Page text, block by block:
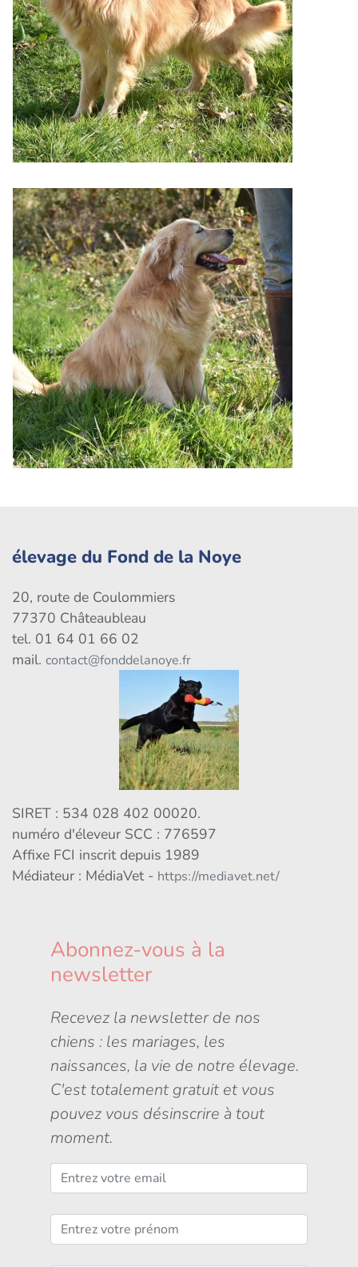
élevage du Fond de la Noye
20, route de Coulommiers
77370 Châteaubleau
tel. 01 64 01 66 02
mail. contact@fonddelanoye.fr
SIRET : 534 028 402 00020.
numéro d'éleveur SCC : 776597
Affixe FCI inscrit depuis 1989
Médiateur : MédiaVet - https://mediavet.net/
Abonnez-vous à la
newsletter
Recevez la newsletter de nos
chiens : les mariages, les
naissances, la vie de notre élevage.
C'est totalement gratuit et vous
pouvez vous désinscrire à tout
moment.